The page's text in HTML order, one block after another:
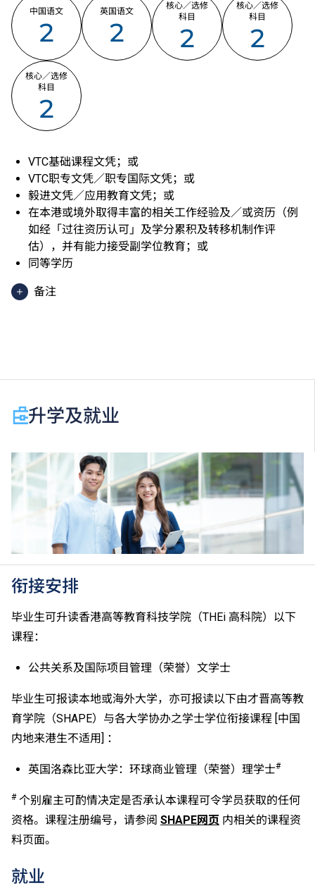
中国语文
2
英国语文
2
核心／选修
科目
2
核心／选修
科目
2
核心／选修
科目
2
VTC基础课程文凭；或
VTC职专文凭／职专国际文凭；或
毅进文凭／应用教育文凭；或
在本港或境外取得丰富的相关工作经验及／或资历（例
如经「过往资历认可」及学分累积及转移机制作评
估），并有能力接受副学位教育；或
同等学历
备注
于申请入学时只可计算一科其他语言科目（丙类科
目）。2024年及以前之其他语言科目取得「D或E级」
香港中学文凭考试科目成绩达「第二级」／「第三
级」。 2025年或以后之法语／德语／西班牙语语言能
力水平达A2或以上、日语达N3或以上 及 韩语达TOPIK
II, 3级或以上，均被接受为一般入学条件中的五科之
一。2026年起，乌尔都语成绩达E级或以上亦会被接
受。详情请按
此处。
绩，于申请入学时会被视为等同香港中学文凭考试科目
成绩达「第二级」。
如五科香港中学文凭考试的其中一科为公民与社会发展
其他四个香港中学文凭考试科目（包括中国语文和英国
语文）取得第二级或以上成绩。另外，数学科延伸部分
入学条件中的五科之一。如申请人同时持有单元一及单
元二成绩，于申请入学时只计算成绩较佳的一个单元。
适用于持中专教育文凭／职专文凭（于2017/18学年或
以前入读的学生须完成指定升学单元）的毕业生。
修毕职专国际文凭课程的学生，可按其BTEC及IGCSE
申请人所递交的工作经验及／或资历，会经有关学系作
个别评核。
升学及就业
衔接安排
毕业生可升读香港高等教育科技学院（THEi 高科院）以下
课程：
公共关系及国际项目管理（荣誉）文学士
毕业生可报读本地或海外大学，亦可报读以下由才晋高等教
育学院（SHAPE）与各大学协办之学士学位衔接课程 [中国
内地来港生不适用] ：
英国洛森比亚大学：环球商业管理（荣誉）理学士#
# 个别雇主可酌情决定是否承认本课程可令学员获取的任何
资格。课程注册编号，请参阅 SHAPE网页 内相关的课程资
料页面。
就业